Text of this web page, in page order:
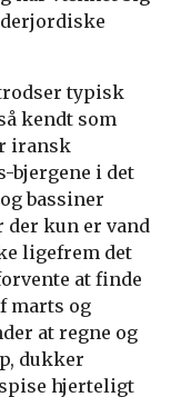
typisk
kendt som
iransk
bjergene i det
bassiner
kun er vand
ligefrem det
at finde
marts og
at regne og
dukker
hjerteligt